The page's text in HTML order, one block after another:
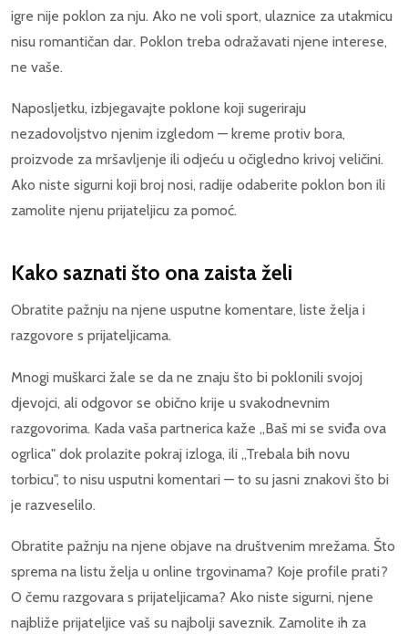
igre nije poklon za nju. Ako ne voli sport, ulaznice za utakmicu
nisu romantičan dar. Poklon treba odražavati njene interese,
ne vaše.
Naposljetku, izbjegavajte poklone koji sugeriraju
nezadovoljstvo njenim izgledom — kreme protiv bora,
proizvode za mršavljenje ili odjeću u očigledno krivoj veličini.
Ako niste sigurni koji broj nosi, radije odaberite poklon bon ili
zamolite njenu prijateljicu za pomoć.
Kako saznati što ona zaista želi
Obratite pažnju na njene usputne komentare, liste želja i
razgovore s prijateljicama.
Mnogi muškarci žale se da ne znaju što bi poklonili svojoj
djevojci, ali odgovor se obično krije u svakodnevnim
razgovorima. Kada vaša partnerica kaže „Baš mi se sviđa ova
ogrlica" dok prolazite pokraj izloga, ili „Trebala bih novu
torbicu", to nisu usputni komentari — to su jasni znakovi što bi
je razveselilo.
Obratite pažnju na njene objave na društvenim mrežama. Što
sprema na listu želja u online trgovinama? Koje profile prati?
O čemu razgovara s prijateljicama? Ako niste sigurni, njene
najbliže prijateljice vaš su najbolji saveznik. Zamolite ih za